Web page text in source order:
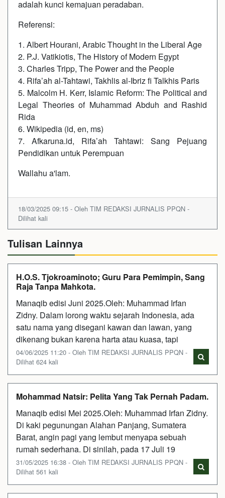
adalah kunci kemajuan peradaban.
Referensi:
1. Albert Hourani, Arabic Thought in the Liberal Age
2. P.J. Vatikiotis, The History of Modern Egypt
3. Charles Tripp, The Power and the People
4. Rifa’ah al-Tahtawi, Takhlis al-Ibriz fi Talkhis Paris
5. Malcolm H. Kerr, Islamic Reform: The Political and
Legal Theories of Muhammad Abduh and Rashid
Rida
6. Wikipedia (id, en, ms)
7. Afkaruna.id, Rifa’ah Tahtawi: Sang Pejuang
Pendidikan untuk Perempuan
Wallahu a'lam.
18/03/2025 09:15 - Oleh TIM REDAKSI JURNALIS PPQN -
Dilihat kali
Tulisan Lainnya
H.O.S. Tjokroaminoto; Guru Para Pemimpin, Sang
Raja Tanpa Mahkota.
Manaqib edisi Juni 2025.Oleh: Muhammad Irfan
Zidny. Dalam lorong waktu sejarah Indonesia, ada
satu nama yang disegani kawan dan lawan, yang
dikenang bukan karena harta atau kuasa, tapi
04/06/2025 11:20 - Oleh TIM REDAKSI JURNALIS PPQN -
Dilihat 624 kali
Mohammad Natsir: Pelita Yang Tak Pernah Padam.
Manaqib edisi Mei 2025.Oleh: Muhammad Irfan Zidny.
Di kaki pegunungan Alahan Panjang, Sumatera
Barat, angin pagi yang lembut menyapa sebuah
rumah sederhana. Di sinilah, pada 17 Juli 19
31/05/2025 16:38 - Oleh TIM REDAKSI JURNALIS PPQN -
Dilihat 561 kali